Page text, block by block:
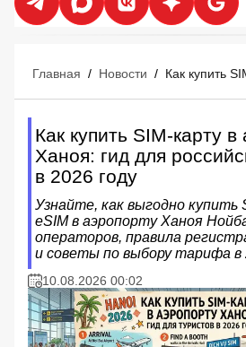
Главная / Новости /
Как купить SIM-карту в
Ханоя: гид для
в 2026 году
Узнайте, как выгодно купить
eSIM в аэропорту Ханоя
операторов, правила
и советы по выбору тарифа в
10.08.2026 00:02